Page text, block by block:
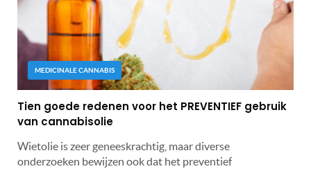
MEDICINALE CANNABIS
Tien goede redenen voor het PREVENTIEF gebruik
van cannabisolie
Wietolie is zeer geneeskrachtig, maar diverse
onderzoeken bewijzen ook dat het preventief